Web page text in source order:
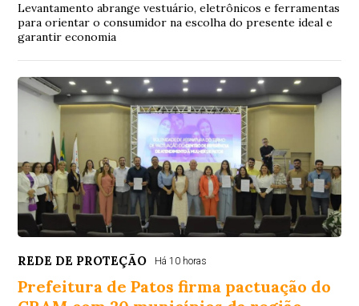
Levantamento abrange vestuário, eletrônicos e ferramentas
para orientar o consumidor na escolha do presente ideal e
garantir economia
REDE DE PROTEÇÃO Há 10 horas
Prefeitura de Patos firma pactuação do